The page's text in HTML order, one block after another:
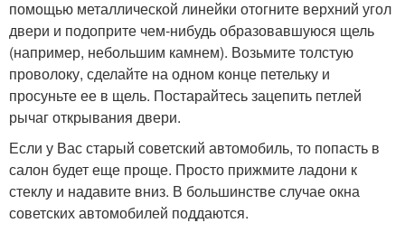
помощью металлической линейки отогните верхний угол
двери и подоприте чем-нибудь образовавшуюся щель
(например, небольшим камнем). Возьмите толстую
проволоку, сделайте на одном конце петельку и
просуньте ее в щель. Постарайтесь зацепить петлей
рычаг открывания двери.
Если у Вас старый советский автомобиль, то попасть в
салон будет еще проще. Просто прижмите ладони к
стеклу и надавите вниз. В большинстве случае окна
советских автомобилей поддаются.